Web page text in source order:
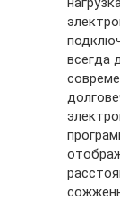
всегда